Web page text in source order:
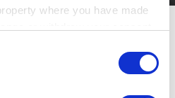
where you have made